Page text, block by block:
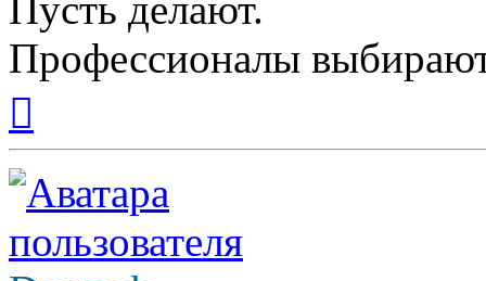
Профессионалы
началу